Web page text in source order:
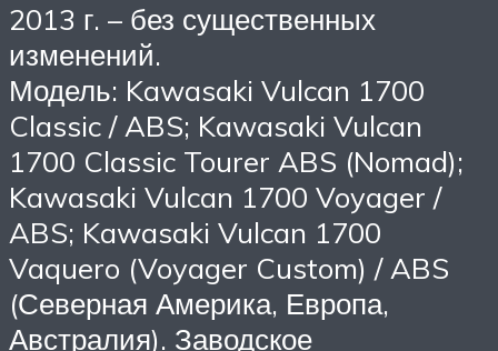
2013 г. – без существенных
изменений.
Модель: Kawasaki Vulcan 1700
Classic / ABS; Kawasaki Vulcan
1700 Classic Tourer ABS (Nomad);
Kawasaki Vulcan 1700 Voyager /
ABS; Kawasaki Vulcan 1700
Vaquero (Voyager Custom) / ABS
(Северная Америка, Европа,
Австралия). Заводское